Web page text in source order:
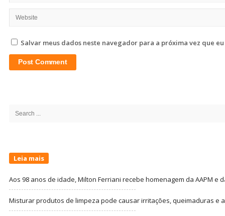
Salvar meus dados neste navegador para a próxima vez que
Search
Leia mais
Aos 98 anos de idade, Milton Ferriani recebe homenagem da AAPM e
Misturar produtos de limpeza pode causar irritações, queimaduras e